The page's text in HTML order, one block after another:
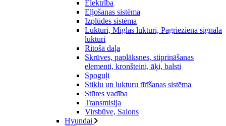
Elektrība
Eļļošanas sistēma
Izplūdes sistēma
Lukturi, Miglas lukturi, Pagrieziena signāla
lukturi
Ritošā daļa
Skrūves, paplāksnes, stiprināšanas
elementi, kronšteini, āķi, balsti
Spoguļi
Stiklu un lukturu tīrīšanas sistēma
Stūres vadība
Transmisija
Virsbūve, Salons
Hyundai